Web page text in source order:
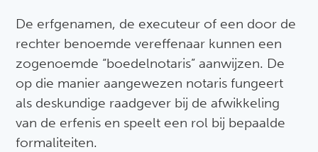
De erfgenamen, de executeur of een door de
rechter benoemde vereffenaar kunnen een
zogenoemde “boedelnotaris” aanwijzen. De
op die manier aangewezen notaris fungeert
als deskundige raadgever bij de afwikkeling
van de erfenis en speelt een rol bij bepaalde
formaliteiten.